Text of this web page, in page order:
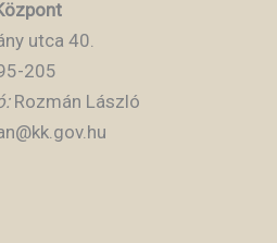
utca 40.
205
Rozmán László